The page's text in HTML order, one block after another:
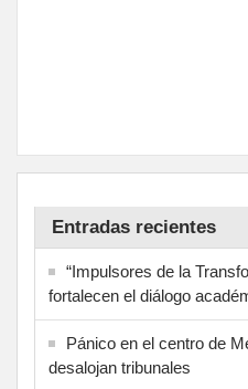
Entradas recientes
“Impulsores de la
fortalecen el diálogo
Pánico en el centro de
desalojan tribunales